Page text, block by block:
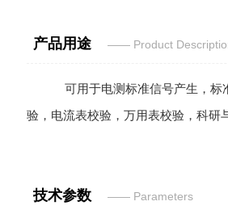
产品用途 —— Product Desc
可用于电测标准信号产生，标
验，电流表校验，万用表校验，科研
技术参数 —— Parameters